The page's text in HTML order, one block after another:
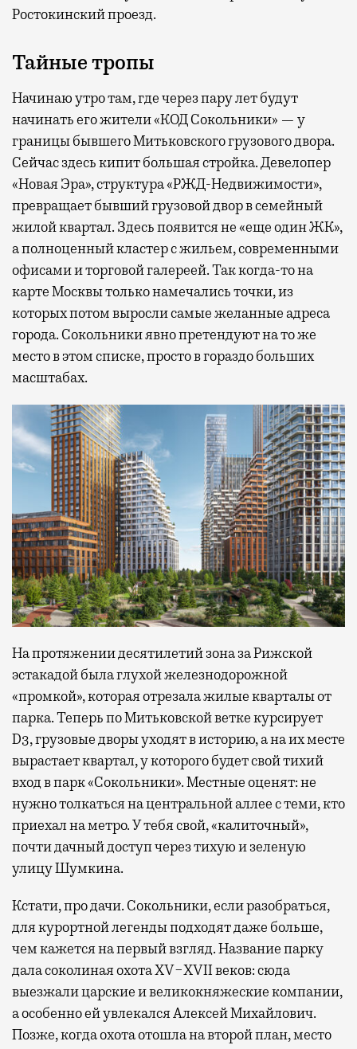
Ростокинский проезд.
Тайные тропы
Начинаю утро там, где через пару лет будут
начинать его жители «КОД Сокольники» — у
границы бывшего Митьковского грузового двора.
Сейчас здесь кипит большая стройка. Девелопер
«Новая Эра», структура «РЖД-Недвижимости»,
превращает бывший грузовой двор в семейный
жилой квартал. Здесь появится не «еще один ЖК»,
а полноценный кластер с жильем, современными
офисами и торговой галереей. Так когда-то на
карте Москвы только намечались точки, из
которых потом выросли самые желанные адреса
города. Сокольники явно претендуют на то же
место в этом списке, просто в гораздо больших
масштабах.
На протяжении десятилетий зона за Рижской
эстакадой была глухой железнодорожной
«промкой», которая отрезала жилые кварталы от
парка. Теперь по Митьковской ветке курсирует
D3, грузовые дворы уходят в историю, а на их месте
вырастает квартал, у которого будет свой тихий
вход в парк «Сокольники». Местные оценят: не
нужно толкаться на центральной аллее с теми, кто
приехал на метро. У тебя свой, «калиточный»,
почти дачный доступ через тихую и зеленую
улицу Шумкина.
Кстати, про дачи. Сокольники, если разобраться,
для курортной легенды подходят даже больше,
чем кажется на первый взгляд. Название парку
дала соколиная охота XV−XVII веков: сюда
выезжали царские и великокняжеские компании,
а особенно ей увлекался Алексей Михайлович.
Позже, когда охота отошла на второй план, место